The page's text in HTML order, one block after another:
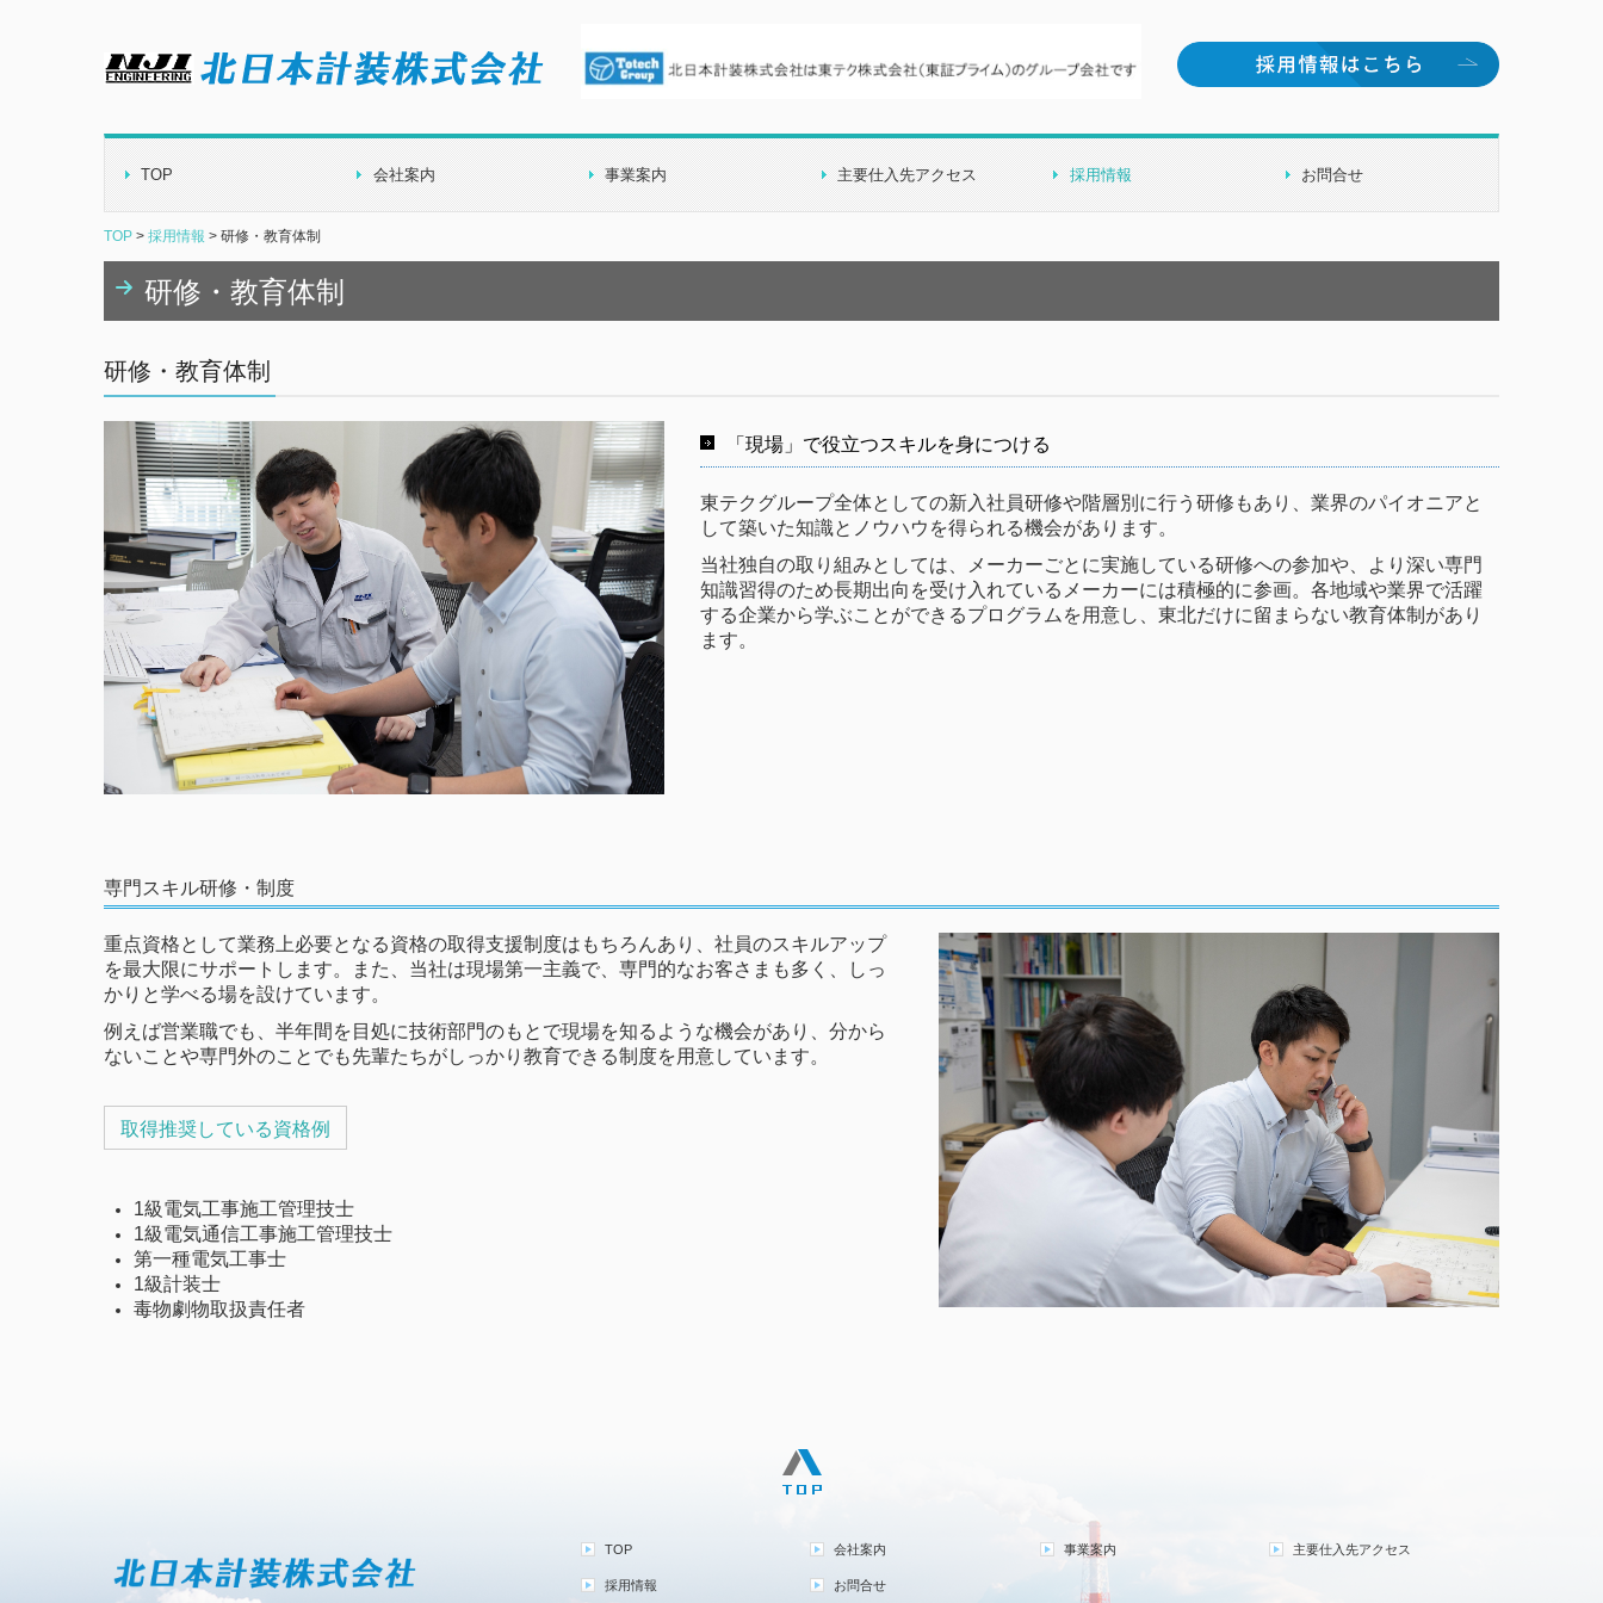
TOP 会社案内 事業案内 主要仕入先アクセス 採用情報 お問合せ
TOP 採用情報 研修・教育体制
研修・教育体制
研修・教育体制
「現場」で役立つスキルを身につける
東テクグループ全体としての新入社員研修や階層別に行う研修もあり、業界のパイオニアと
して築いた知識とノウハウを得られる機会があります。
当社独自の取り組みとしては、メーカーごとに実施している研修への参加や、より深い専門
知識習得のため長期出向を受け入れているメーカーには積極的に参画。各地域や業界で活躍
する企業から学ぶことができるプログラムを用意し、東北だけに留まらない教育体制があり
ます。
専門スキル研修・制度
重点資格として業務上必要となる資格の取得支援制度はもちろんあり、社員のスキルアップ
を最大限にサポートします。また、当社は現場第一主義で、専門的なお客さまも多く、しっ
かりと学べる場を設けています。
例えば営業職でも、半年間を目処に技術部門のもとで現場を知るような機会があり、分から
ないことや専門外のことでも先輩たちがしっかり教育できる制度を用意しています。
取得推奨している資格例
1級電気工事施工管理技士
1級電気通信工事施工管理技士
第一種電気工事士
1級計装士
毒物劇物取扱責任者
TOP 会社案内 事業案内 主要仕入先アクセス
採用情報 お問合せ